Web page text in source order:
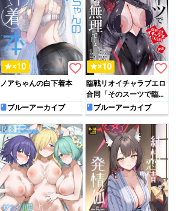
★×10 favorite_border
ノアちゃんの白下着本
ブルーアーカイブ
★×10 favorite_border
臨戦リオイチャラブエロ
合同「そのスーツで臨戦
は無理でしょ」
ブルーアーカイブ